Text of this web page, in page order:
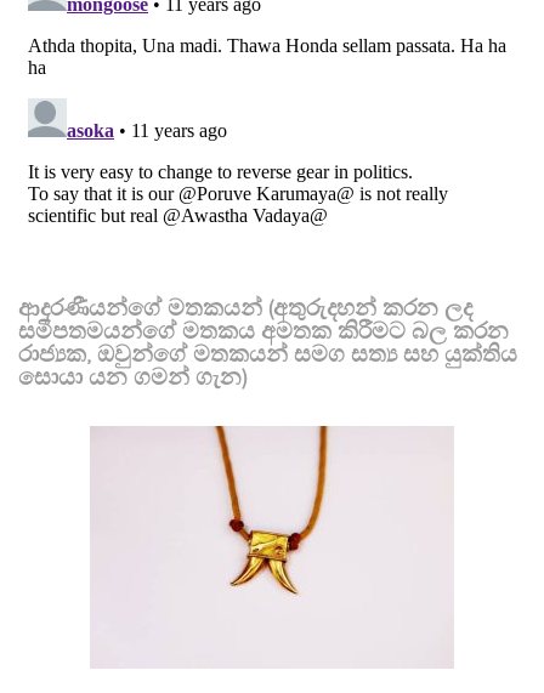
ආදරණීයන්ගේ මතකයන් (අතුරුදහන් කරන ලද
සමීපතමයන්ගේ මතකය අමතක කිරීමට බල කරන
රාජ්‍යක, ඔවුන්ගේ මතකයන් සමග සත්‍ය සහ යුක්තිය
සොයා යන ගමන් ගැන)